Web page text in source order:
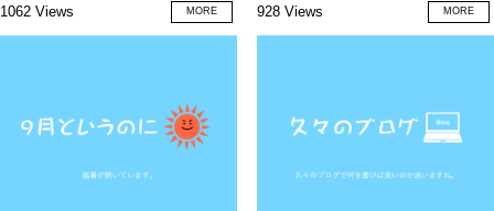
1062 Views MORE 928 Views MORE